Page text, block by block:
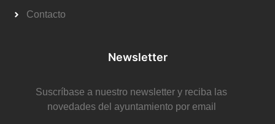
Contacto
Newsletter
Suscríbase a nuestro newsletter y reciba las
novedades del ayuntamiento por email